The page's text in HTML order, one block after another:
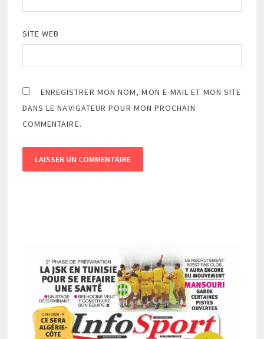
SITE WEB
ENREGISTRER MON NOM, MON E-MAIL ET MON SITE
DANS LE NAVIGATEUR POUR MON PROCHAIN
COMMENTAIRE.